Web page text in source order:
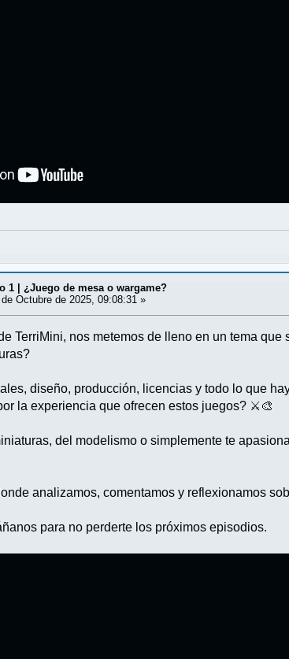
1 | ¿Juego de mesa o wargame?
Octubre de 2025, 09:08:31 »
TerriMini, nos metemos de lleno en un tema
diseño, producción, licencias y todo lo que
la experiencia que ofrecen estos juegos? ⚔️🎨
del modelismo o simplemente te
analizamos, comentamos y reflexionamos
para no perderte los próximos episodios.